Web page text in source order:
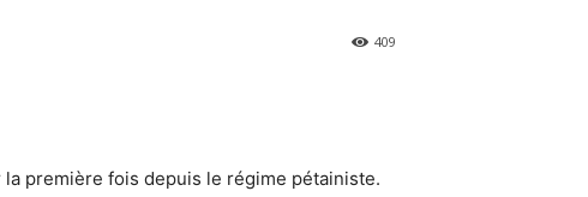
409
première fois depuis le régime pétainiste.